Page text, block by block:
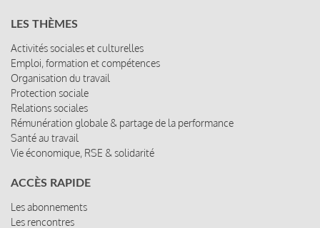
LES THÈMES
Activités sociales et culturelles
Emploi, formation et compétences
Organisation du travail
Protection sociale
Relations sociales
Rémunération globale & partage de la performance
Santé au travail
Vie économique, RSE & solidarité
ACCÈS RAPIDE
Les abonnements
Les rencontres